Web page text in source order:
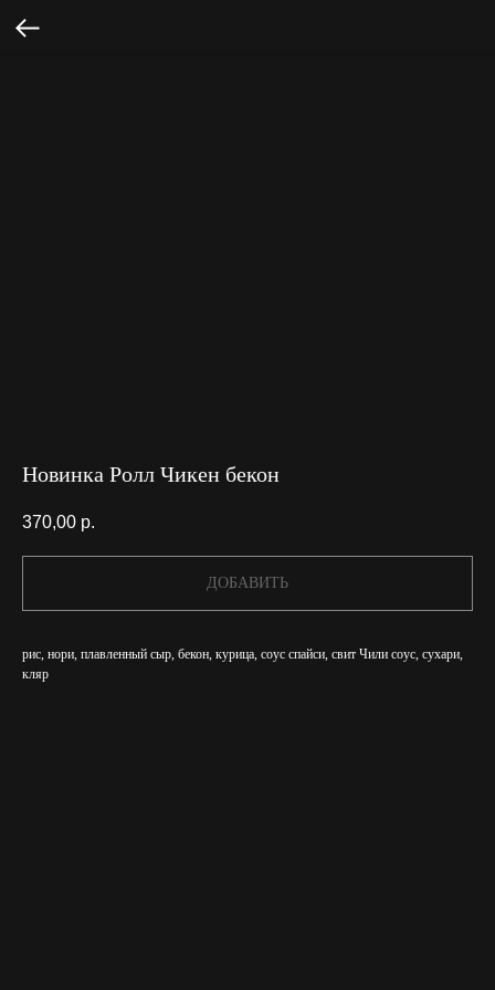
Новинка Ролл Чикен бекон
370,00 р.
ДОБАВИТЬ
рис, нори, плавленный сыр, бекон, курица, соус спайси, свит Чили соус, сухари,
кляр